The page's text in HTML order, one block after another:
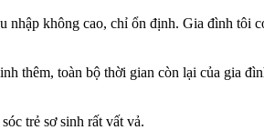
nhập không cao, chỉ ổn định. Gia đình tôi
thêm, toàn bộ thời gian còn lại của gia
trẻ sơ sinh rất vất vả.